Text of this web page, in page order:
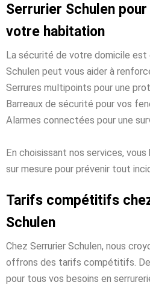
Serrurier Schulen
votre habitation
La sécurité de votre domicile est
Schulen peut vous aider à
Serrures multipoints pour une
Barreaux de sécurité pour vos
Alarmes connectées pour une
En choisissant nos services,
sur mesure pour prévenir tout
Tarifs compétitifs
Schulen
Chez Serrurier Schulen, nous
offrons des tarifs compétitifs.
pour tous vos besoins en